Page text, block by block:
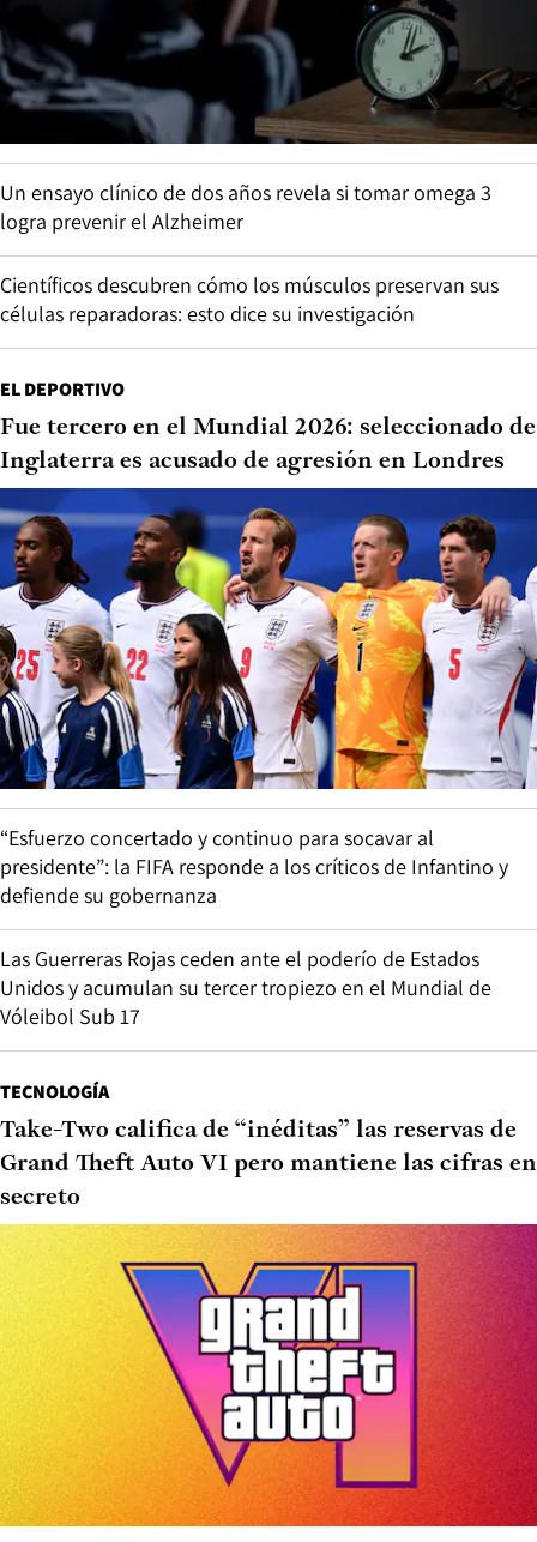
Un ensayo clínico de dos años revela si tomar omega 3
logra prevenir el Alzheimer
Científicos descubren cómo los músculos preservan sus
células reparadoras: esto dice su investigación
EL DEPORTIVO
Fue tercero en el Mundial 2026: seleccionado de
Inglaterra es acusado de agresión en Londres
“Esfuerzo concertado y continuo para socavar al
presidente”: la FIFA responde a los críticos de Infantino y
defiende su gobernanza
Las Guerreras Rojas ceden ante el poderío de Estados
Unidos y acumulan su tercer tropiezo en el Mundial de
Vóleibol Sub 17
TECNOLOGÍA
Take-Two califica de “inéditas” las reservas de
Grand Theft Auto VI pero mantiene las cifras en
secreto